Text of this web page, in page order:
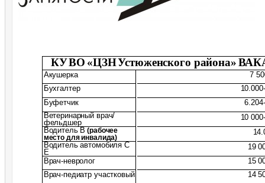
КУВО «ЦЗНУстюженского района»
Акушерка
7
Бухгалтер
Буфетчик
Ветеринарный врач/
фельдшер
10
Водитель В (рабочее
место для инвалида)
Водитель автомобиля С
Е
19
Врач-невролог
15
Врач-педиатр участковый
14